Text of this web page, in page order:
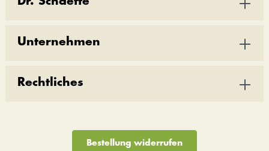
Unternehmen
Rechtliches
Bestellung widerrufen